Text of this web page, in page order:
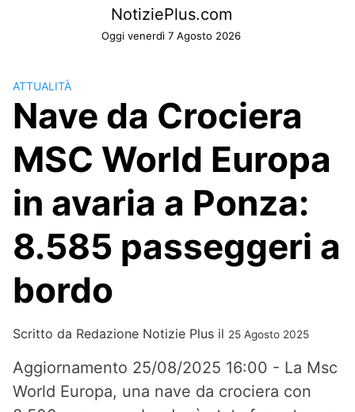
NotiziePlus.com
Oggi venerdì 7 Agosto 2026
ATTUALITÀ
Nave da Crociera
MSC World Europa
in avaria a Ponza:
8.585 passeggeri a
bordo
Scritto da Redazione Notizie Plus il 25 Agosto 2025
Aggiornamento 25/08/2025 16:00 - La Msc
World Europa, una nave da crociera con